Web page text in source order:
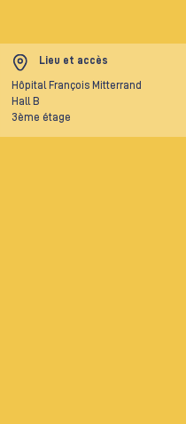
Lieu et accès
Hôpital François Mitterrand
Hall B
3ème étage